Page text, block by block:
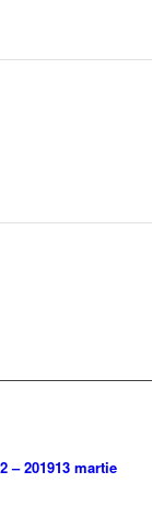
– 201913 martie